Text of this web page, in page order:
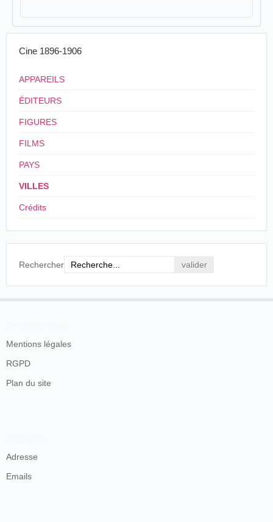
Cine 1896-1906
APPAREILS
ÉDITEURS
FIGURES
FILMS
PAYS
VILLES
Crédits
Rechercher
Mentions légales
RGPD
Plan du site
Adresse
Emails